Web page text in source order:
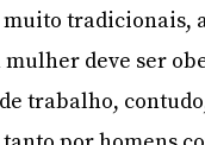
tradicionais,
mulher deve ser
trabalho,